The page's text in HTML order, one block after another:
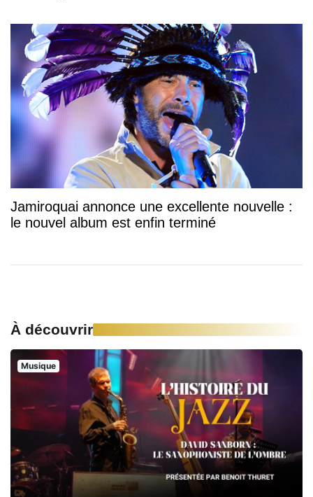
Jamiroquai annonce une excellente nouvelle :
le nouvel album est enfin terminé
À découvrir
Musique